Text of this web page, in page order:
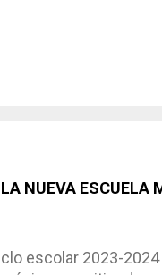
NUEVA ESCUELA
escolar 2023-